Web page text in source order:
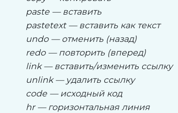
paste — вставить
pastetext — вставить как текст
undo — отменить (назад)
redo — повторить (вперед)
link — вставить/изменить ссылку
unlink — удалить ссылку
code — исходный код
hr — горизонтальная линия